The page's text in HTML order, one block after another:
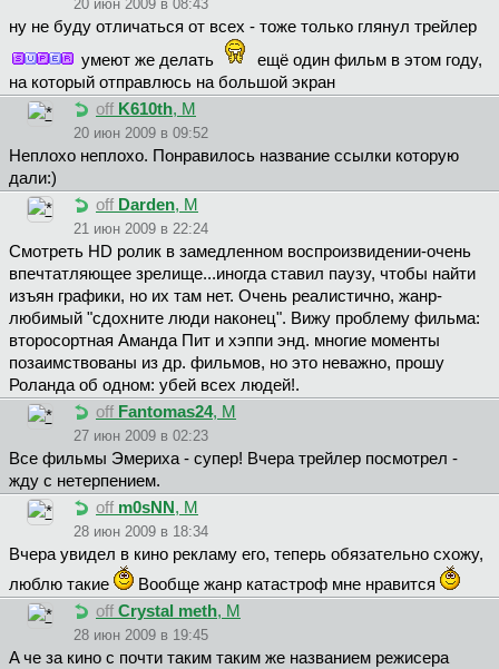
20 июн 2009 в 08:43
ну не буду отличаться от всех - тоже только глянул трейлер
умеют же делать
ещё один фильм в этом году,
на который отправлюсь на большой экран
off K610th, М
20 июн 2009 в 09:52
Неплохо неплохо. Понравилось название ссылки которую
дали:)
off Darden, М
21 июн 2009 в 22:24
Смотреть HD ролик в замедленном воспроизвидении-очень
впечтатляющее зрелище...иногда ставил паузу, чтобы найти
изъян графики, но их там нет. Очень реалистично, жанр-
любимый "сдохните люди наконец". Вижу проблему фильма:
второсортная Аманда Пит и хэппи энд. многие моменты
позаимствованы из др. фильмов, но это неважно, прошу
Роланда об одном: убей всех людей!.
off Fantomas24, М
27 июн 2009 в 02:23
Все фильмы Эмериха - супер! Вчера трейлер посмотрел -
жду с нетерпением.
off m0sNN , М
28 июн 2009 в 18:34
Вчера увидел в кино рекламу его, теперь обязательно схожу,
люблю такие
Вообще жанр катастроф мне нравится
off Crystal meth, М
28 июн 2009 в 19:45
A че за кино с почти таким таким же названием режисера